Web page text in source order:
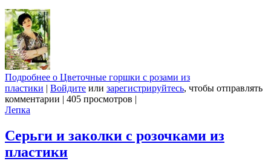
Подробнее о Цветочные горшки с розами из
пластики | Войдите или зарегистрируйтесь, чтобы отправлять
комментарии | 405 просмотров |
Лепка
Серьги и заколки с розочками из
пластики